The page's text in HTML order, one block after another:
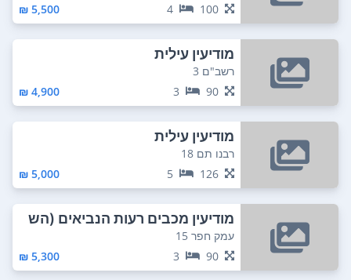
100
4
5,500 ₪
מודיעין עילית
רשב"ם 3
90
3
4,900 ₪
מודיעין עילית
רבנו תם 18
126
5
5,000 ₪
מודיעין מכבים רעות הנביאים (הש
משוני צפון)
עמק חפר 15
90
3
5,300 ₪